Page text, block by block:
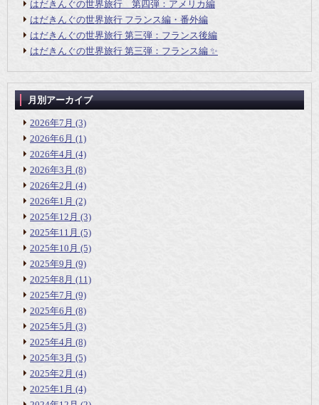
はだきんぐの世界旅行 第四弾：アメリカ編
はだきんぐの世界旅行 フランス編・番外編
はだきんぐの世界旅行 第三弾：フランス後編
はだきんぐの世界旅行 第三弾：フランス編 ✨
月別アーカイブ
2026年7月 (3)
2026年6月 (1)
2026年4月 (4)
2026年3月 (8)
2026年2月 (4)
2026年1月 (2)
2025年12月 (3)
2025年11月 (5)
2025年10月 (5)
2025年9月 (9)
2025年8月 (11)
2025年7月 (9)
2025年6月 (8)
2025年5月 (3)
2025年4月 (8)
2025年3月 (5)
2025年2月 (4)
2025年1月 (4)